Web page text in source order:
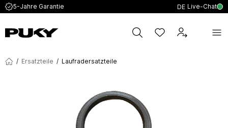
5-Jahre Garantie DE Live-Chat
/ Ersatzteile / Laufradersatzteile